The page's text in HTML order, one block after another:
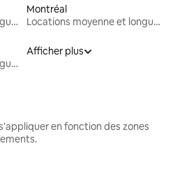
Locations moyenne et longue durée
Montréal
Locations moyenne et longue durée
Locations moyenne et longue durée
Afficher plus
en fonction des zones